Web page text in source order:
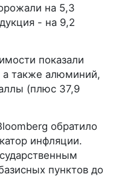
на 5,3
- на 9,2
показали
а также алюминий,
(плюс 37,9
обратило
инфляции.
пунктов до